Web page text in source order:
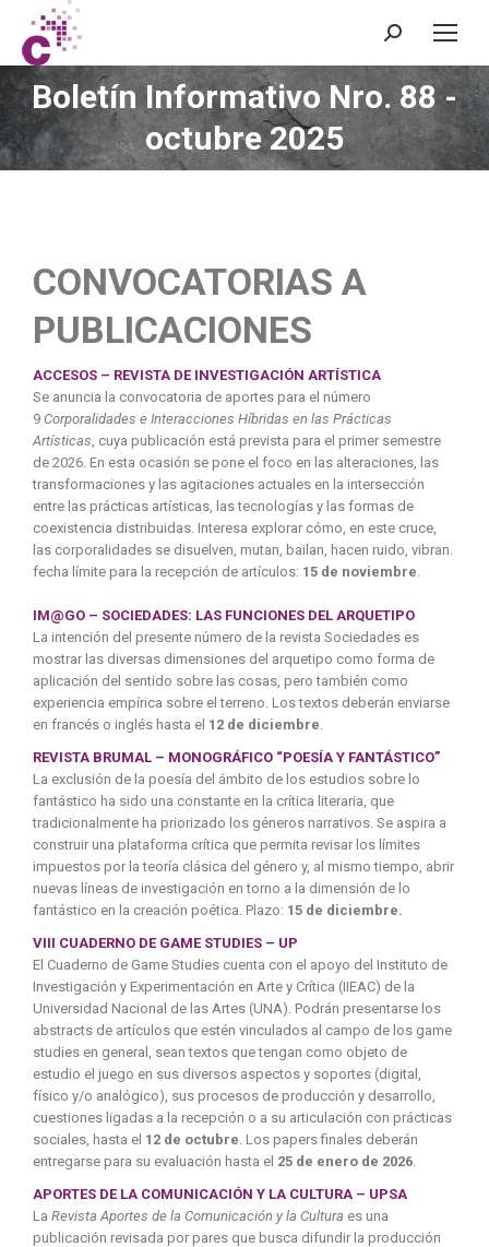
Boletín Informativo Nro. 88 -
octubre 2025
You are here:
CONVOCATORIAS A
PUBLICACIONES
ACCESOS – REVISTA DE INVESTIGACIÓN ARTÍSTICA
Se anuncia la convocatoria de aportes para el número
9 Corporalidades e Interacciones Híbridas en las Prácticas
Artísticas, cuya publicación está prevista para el primer semestre
de 2026. En esta ocasión se pone el foco en las alteraciones, las
transformaciones y las agitaciones actuales en la intersección
entre las prácticas artísticas, las tecnologías y las formas de
coexistencia distribuidas. Interesa explorar cómo, en este cruce,
las corporalidades se disuelven, mutan, bailan, hacen ruido, vibran.
fecha límite para la recepción de artículos: 15 de noviembre.
IM@GO – SOCIEDADES: LAS FUNCIONES DEL ARQUETIPO
La intención del presente número de la revista Sociedades es
mostrar las diversas dimensiones del arquetipo como forma de
aplicación del sentido sobre las cosas, pero también como
experiencia empírica sobre el terreno. Los textos deberán enviarse
en francés o inglés hasta el 12 de diciembre.
REVISTA BRUMAL – MONOGRÁFICO “POESÍA Y FANTÁSTICO”
La exclusión de la poesía del ámbito de los estudios sobre lo
fantástico ha sido una constante en la crítica literaria, que
tradicionalmente ha priorizado los géneros narrativos. Se aspira a
construir una plataforma crítica que permita revisar los límites
impuestos por la teoría clásica del género y, al mismo tiempo, abrir
nuevas líneas de investigación en torno a la dimensión de lo
fantástico en la creación poética. Plazo: 15 de diciembre.
VIII CUADERNO DE GAME STUDIES – UP
El Cuaderno de Game Studies cuenta con el apoyo del Instituto de
Investigación y Experimentación en Arte y Crítica (IIEAC) de la
Universidad Nacional de las Artes (UNA). Podrán presentarse los
abstracts de artículos que estén vinculados al campo de los game
studies en general, sean textos que tengan como objeto de
estudio el juego en sus diversos aspectos y soportes (digital,
físico y/o analógico), sus procesos de producción y desarrollo,
cuestiones ligadas a la recepción o a su articulación con prácticas
sociales, hasta el 12 de octubre. Los papers finales deberán
entregarse para su evaluación hasta el 25 de enero de 2026.
APORTES DE LA COMUNICACIÓN Y LA CULTURA – UPSA
La Revista Aportes de la Comunicación y la Cultura es una
publicación revisada por pares que busca difundir la producción